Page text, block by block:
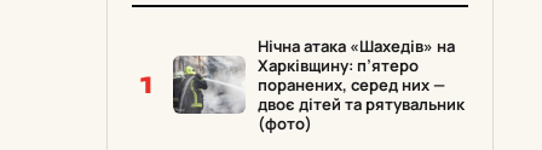
1
Нічна атака «Шахедів» на
Харківщину: п’ятеро
поранених, серед них —
двоє дітей та рятувальник
(фото)